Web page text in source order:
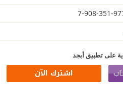
على تطبيق أبجد
اشترك الآن